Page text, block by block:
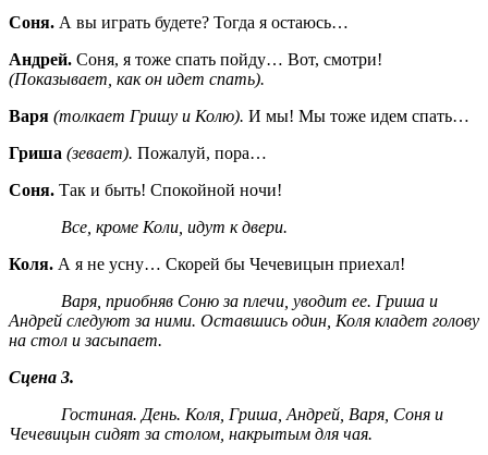
Соня. А вы играть будете? Тогда я остаюсь…
Андрей. Соня, я тоже спать пойду… Вот, смотри!
(Показывает, как он идет спать).
Варя (толкает Гришу и Колю). И мы! Мы тоже идем спать…
Гриша (зевает). Пожалуй, пора…
Соня. Так и быть! Спокойной ночи!
Все, кроме Коли, идут к двери.
Коля. А я не усну… Скорей бы Чечевицын приехал!
Варя, приобняв Соню за плечи, уводит ее. Гриша и
Андрей следуют за ними. Оставшись один, Коля кладет голову
на стол и засыпает.
Сцена 3.
Гостиная. День. Коля, Гриша, Андрей, Варя, Соня и
Чечевицын сидят за столом, накрытым для чая.